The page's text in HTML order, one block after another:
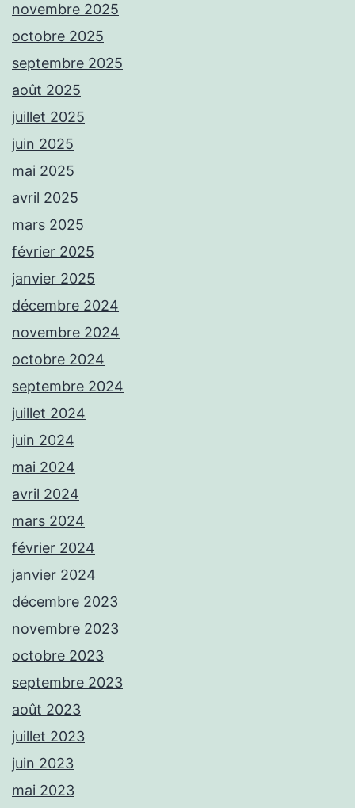
novembre 2025
octobre 2025
septembre 2025
août 2025
juillet 2025
juin 2025
mai 2025
avril 2025
mars 2025
février 2025
janvier 2025
décembre 2024
novembre 2024
octobre 2024
septembre 2024
juillet 2024
juin 2024
mai 2024
avril 2024
mars 2024
février 2024
janvier 2024
décembre 2023
novembre 2023
octobre 2023
septembre 2023
août 2023
juillet 2023
juin 2023
mai 2023